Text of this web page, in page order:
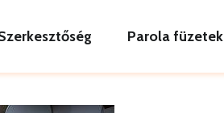
Parola füzetek